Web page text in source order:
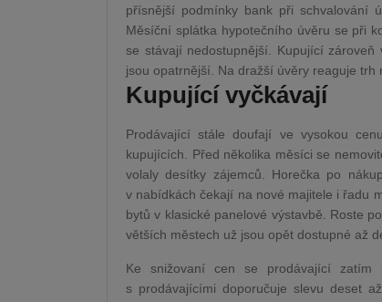
přísnější podmínky bank při schvalování
Měsíční splátka hypotečního úvěru se při
se stávají nedostupnější. Kupující
jsou opatrnější. Na dražší úvěry reaguje trh
Kupující vyčkávají
Prodávající stále doufají ve vysokou
kupujících. Před několika měsíci se
volaly desítky zájemců. Horečka po
v nabídkách čekají na nové majitele i řadu
bytů v klasické panelové výstavbě. Roste
větších městech už jsou opět dostupné až
Ke snižovaní cen se prodávající zatím
s prodávajícími doporučuje slevu deset